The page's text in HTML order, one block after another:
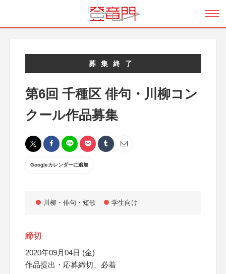
募集終了
第6回 千種区 俳句・川柳コン
クール作品募集
Googleカレンダーに追加
川柳・俳句・短歌 学生向け
締切
2020年09月04日 (金)
作品提出・応募締切、必着